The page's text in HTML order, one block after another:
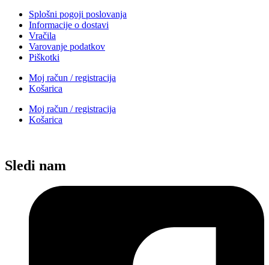
Splošni pogoji poslovanja
Informacije o dostavi
Vračila
Varovanje podatkov
Piškotki
Moj račun / registracija
Košarica
Moj račun / registracija
Košarica
Sledi nam